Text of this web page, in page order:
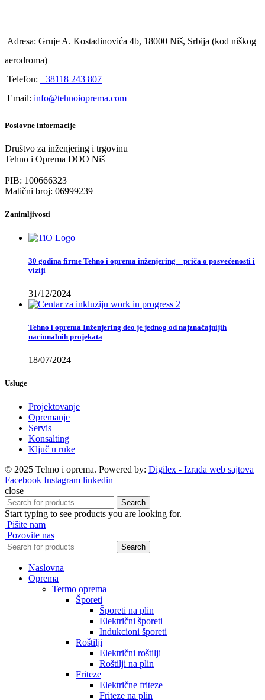
Adresa: Gruje A. Kostadinovića 4b, 18000 Niš, Srbija (kod niškog
aerodroma)
Telefon: +38118 243 807
Email: info@tehnoioprema.com
Poslovne informacije
Društvo za inženjering i trgovinu
Tehno i Oprema DOO Niš
PIB: 100666323
Matični broj: 06999239
Zanimljivosti
30 godina firme Tehno i oprema inženjering – priča o posvećenosti i
viziji
31/12/2024
Tehno i oprema Inženjering deo je jednog od najznačajnijih
nacionalnih projekata
18/07/2024
Usluge
Projektovanje
Opremanje
Servis
Konsalting
Ključ u ruke
© 2025 Tehno i oprema. Powered by: Digilex - Izrada web sajtova
Facebook Instagram linkedin
close
Search
Start typing to see products you are looking for.
Pišite nam
Pozovite nas
Search
Naslovna
Oprema
Termo oprema
Šporeti
Šporeti na plin
Električni šporeti
Indukcioni šporeti
Roštilji
Električni roštilji
Roštilji na plin
Friteze
Električne friteze
Friteze na plin